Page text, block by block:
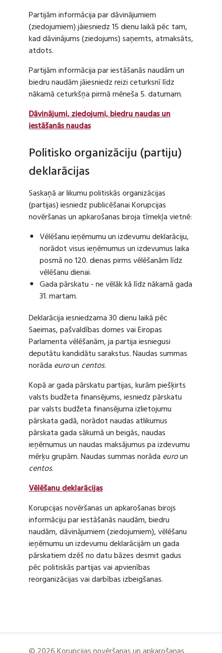
Partijām informācija par dāvinājumiem
(ziedojumiem) jāiesniedz 15 dienu laikā pēc tam,
kad dāvinājums (ziedojums) saņemts, atmaksāts,
atdots.
Partijām informācija par iestāšanās naudām un
biedru naudām jāiesniedz reizi ceturksnī līdz
nākamā ceturkšņa pirmā mēneša 5. datumam.
Dāvinājumi, ziedojumi, biedru naudas un
iestāšanās naudas
Politisko organizāciju (partiju)
deklarācijas
Saskaņā ar likumu politiskās organizācijas
(partijas) iesniedz publicēšanai Korupcijas
novēršanas un apkarošanas biroja tīmekļa vietnē:
Vēlēšanu ieņēmumu un izdevumu deklarāciju,
norādot visus ieņēmumus un izdevumus laika
posmā no 120. dienas pirms vēlēšanām līdz
vēlēšanu dienai.
Gada pārskatu - ne vēlāk kā līdz nākamā gada
31. martam.
Deklarācija iesniedzama 30 dienu laikā pēc
Saeimas, pašvaldības domes vai Eiropas
Parlamenta vēlēšanām, ja partija iesniegusi
deputātu kandidātu sarakstus. Naudas summas
norāda euroun centos.
Kopā ar gada pārskatu partijas, kurām piešķirts
valsts budžeta finansējums, iesniedz pārskatu
par valsts budžeta finansējuma izlietojumu
pārskata gadā, norādot naudas atlikumus
pārskata gada sākumā un beigās, naudas
ieņēmumus un naudas maksājumus pa izdevumu
mērķu grupām. Naudas summas norāda euroun
centos.
Vēlēšanu deklarācijas
Korupcijas novēršanas un apkarošanas birojs
informāciju par iestāšanās naudām, biedru
naudām, dāvinājumiem (ziedojumiem), vēlēšanu
ieņēmumu un izdevumu deklarācijām un gada
pārskatiem dzēš no datu bāzes desmit gadus
pēc politiskās partijas vai apvienības
reorganizācijas vai darbības izbeigšanas.